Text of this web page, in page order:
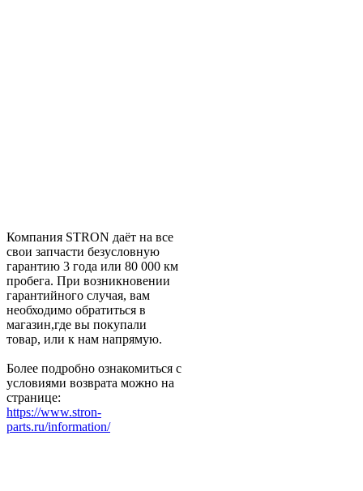
Компания STRON даёт на все
свои запчасти безусловную
гарантию 3 года или 80 000 км
пробега. При возникновении
гарантийного случая, вам
необходимо обратиться в
магазин,где вы покупали
товар, или к нам напрямую.
Более подробно ознакомиться с
условиями возврата можно на
странице:
https://www.stron-
parts.ru/information/